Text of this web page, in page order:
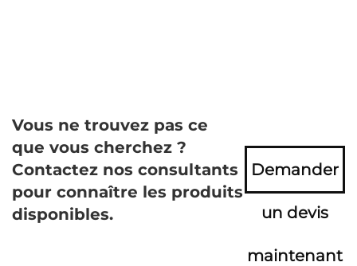
Vous ne trouvez pas ce
que vous cherchez ?
Contactez nos consultants
pour connaître les produits
disponibles.
Demander
un devis
maintenant